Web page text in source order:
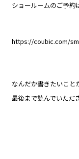
ショールームのご予約
https://coubic.com/
なんだか書きたいこと
最後まで読んでいた